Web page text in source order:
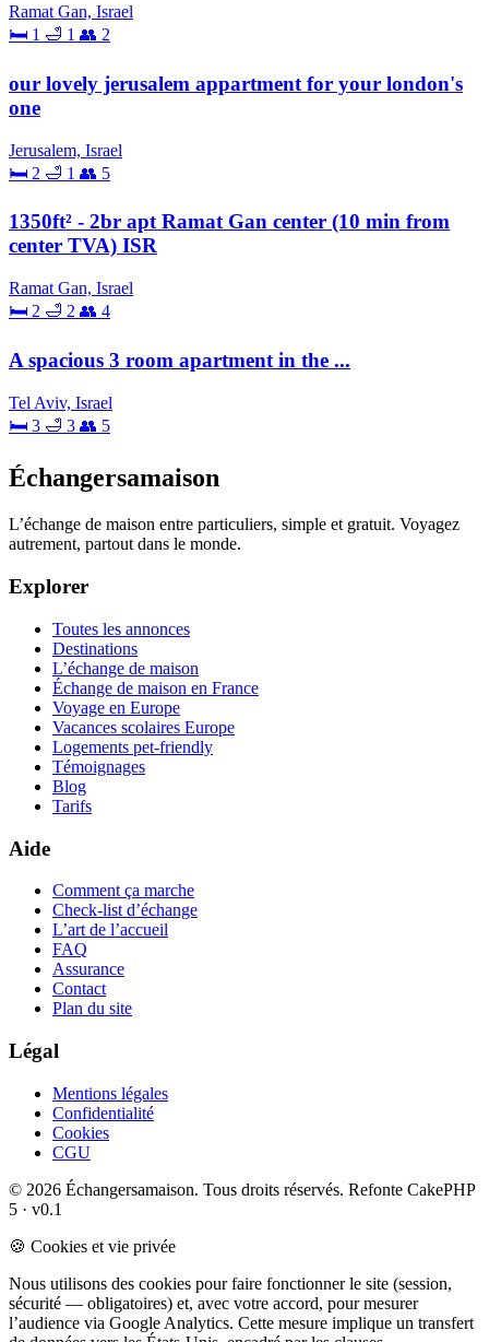
Ramat Gan, Israel
🛏 1 🛁 1 👥 2
our lovely jerusalem appartment for your london's
one
Jerusalem, Israel
🛏 2 🛁 1 👥 5
1350ft² - 2br apt Ramat Gan center (10 min from
center TVA) ISR
Ramat Gan, Israel
🛏 2 🛁 2 👥 4
A spacious 3 room apartment in the ...
Tel Aviv, Israel
🛏 3 🛁 3 👥 5
Échangersamaison
L’échange de maison entre particuliers, simple et gratuit. Voyagez
autrement, partout dans le monde.
Explorer
Toutes les annonces
Destinations
L’échange de maison
Échange de maison en France
Voyage en Europe
Vacances scolaires Europe
Logements pet-friendly
Témoignages
Blog
Tarifs
Aide
Comment ça marche
Check-list d’échange
L’art de l’accueil
FAQ
Assurance
Contact
Plan du site
Légal
Mentions légales
Confidentialité
Cookies
CGU
© 2026 Échangersamaison. Tous droits réservés. Refonte CakePHP
5 · v0.1
🍪 Cookies et vie privée
Nous utilisons des cookies pour faire fonctionner le site (session,
sécurité — obligatoires) et, avec votre accord, pour mesurer
l’audience via Google Analytics. Cette mesure implique un transfert